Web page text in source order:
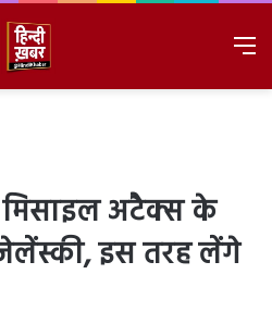
अटैक्स के
इस तरह लेंगे